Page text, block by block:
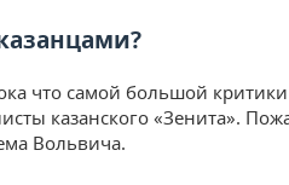
что самой большой
казанского «Зенита».
Вольвича.